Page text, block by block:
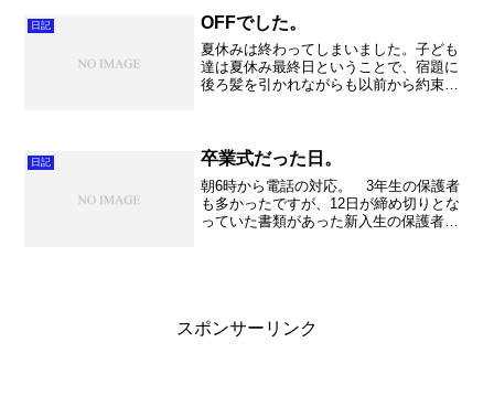
詰めなくてはなりません。仕...
日記 OFFでした。
夏休みは終わってしまいました。子ども
達は夏休み最終日ということで、宿題に
後ろ髪を引かれながらも以前から約束し
歳）は心配でしたが最...
日記 卒業式だった日。
朝6時から電話の対応。 3年生の保護者
も多かったですが、12日が締め切りとな
っていた書類があった新入生の保護者か
スポンサーリンク